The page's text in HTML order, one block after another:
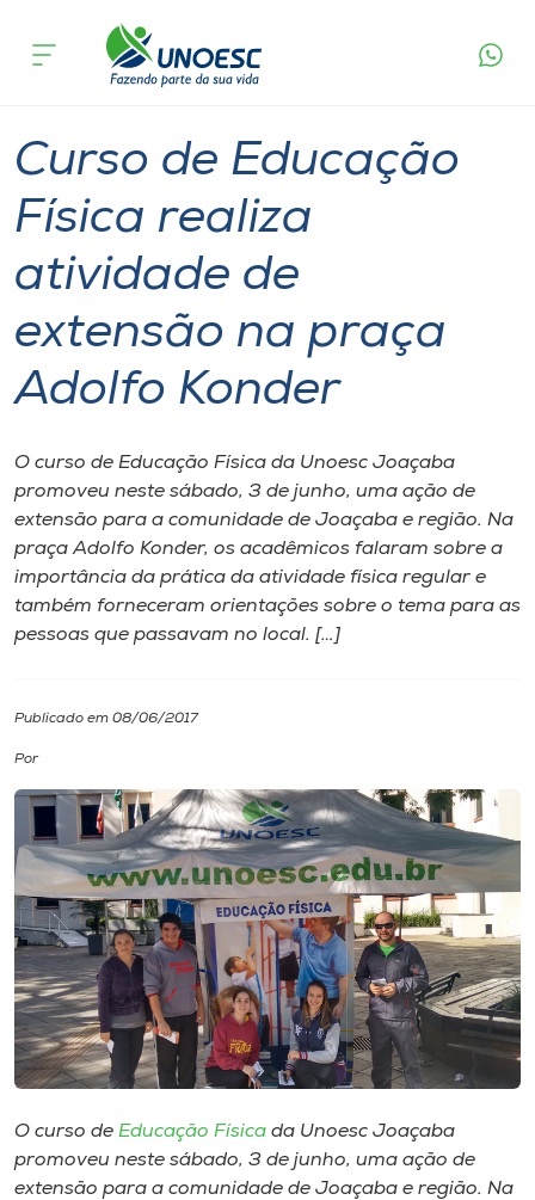
Cursos
Pesquisa
Atendimento ao Estudante
Portal de Ensino
Internacionalização
I.nova
Cultura
CPA
Biblioteca
Editora
Rádio
Museu
Unoesc
Store
acontece
Curso de Educação
Física realiza
atividade de
extensão na praça
Adolfo Konder
O curso de Educação Física da Unoesc Joaçaba
promoveu neste sábado, 3 de junho, uma ação de
extensão para a comunidade de Joaçaba e região. Na
praça Adolfo Konder, os acadêmicos falaram sobre a
importância da prática da atividade física regular e
também forneceram orientações sobre o tema para as
pessoas que passavam no local. […]
Publicado em 08/06/2017
Por
O curso de Educação Física da Unoesc Joaçaba
promoveu neste sábado, 3 de junho, uma ação de
extensão para a comunidade de Joaçaba e região. Na